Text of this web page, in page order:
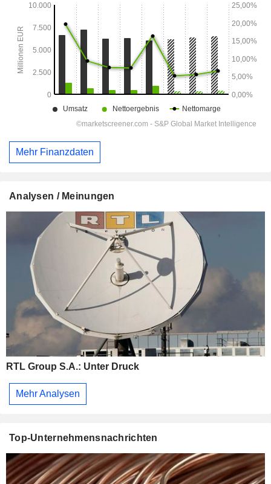
Mehr Finanzdaten
Analysen / Meinungen
RTL Group S.A.: Unter Druck
Mehr Analysen
Top-Unternehmensnachrichten